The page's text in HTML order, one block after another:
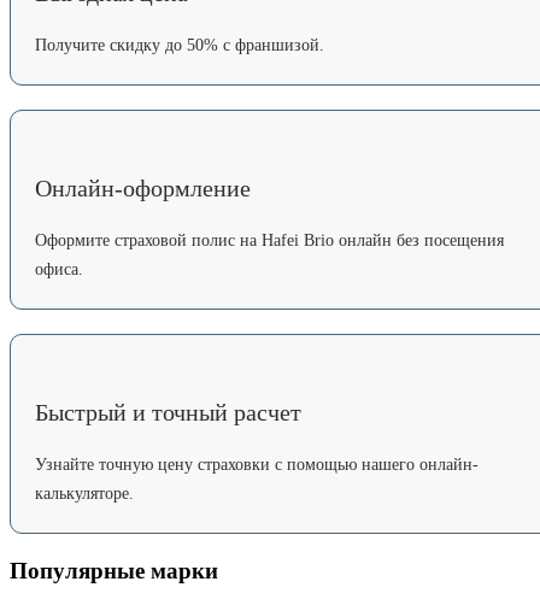
Получите скидку до 50% с франшизой.
Онлайн-оформление
Оформите страховой полис на Hafei Brio онлайн без посещения
офиса.
Быстрый и точный расчет
Узнайте точную цену страховки с помощью нашего онлайн-
калькуляторе.
Популярные марки